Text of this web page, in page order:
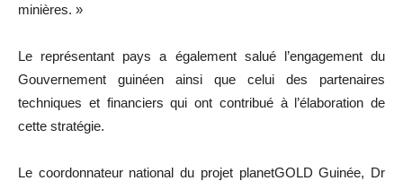
minières. »
Le représentant pays a également salué l’engagement du
Gouvernement guinéen ainsi que celui des partenaires
techniques et financiers qui ont contribué à l’élaboration de
cette stratégie.
Le coordonnateur national du projet planetGOLD Guinée, Dr